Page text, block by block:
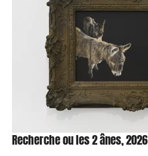
Recherche ou les 2 ânes, 2026